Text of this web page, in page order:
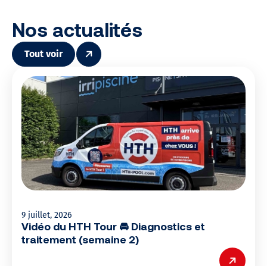
Nos actualités
Tout voir
9 juillet, 2026
Vidéo du HTH Tour 🚘 Diagnostics et
traitement (semaine 2)